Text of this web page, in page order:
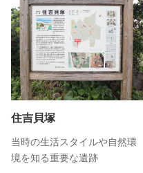
住吉貝塚
当時の生活スタイルや自然環
境を知る重要な遺跡